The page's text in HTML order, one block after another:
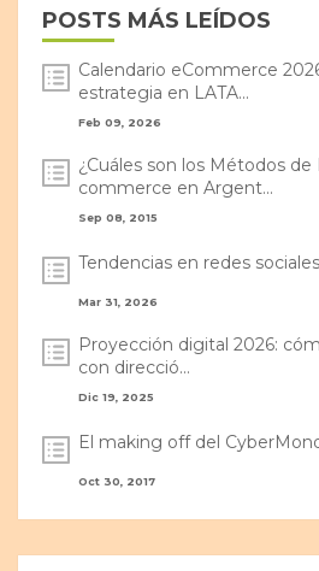
POSTS MÁS LEÍDOS
Calendario eCommerce
estrategia en LATA...
Feb 09, 2026
¿Cuáles son los Métodos
commerce en Argent...
Sep 08, 2015
Tendencias en redes
Mar 31, 2026
Proyección digital 2026:
con direcció...
Dic 19, 2025
El making off del
Oct 30, 2017